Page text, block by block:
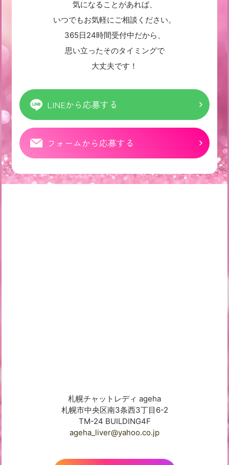
気になることがあれば、
いつでもお気軽にご相談ください。
365日24時間受付中だから、
思い立ったそのタイミングで
大丈夫です！
LINEから応募する
フォームから応募する
札幌チャットレディ ageha
札幌市中央区南3条西3丁目6-2
TM-24 BUILDING4F
ageha_liver@yahoo.co.jp